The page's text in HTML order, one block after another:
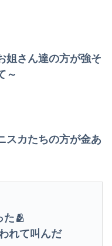
姐さん達の方が強そ
～
スカたちの方が金あ
た🫂
れて叫んだ